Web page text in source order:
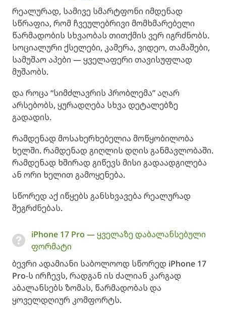
რეალურად, სამივე სმარტფონი იმდენად
სწრაფია, რომ ჩვეულებრივი მომხმარებელი
წარმადობის სხვაობას თითქმის ვერ იგრძნობს.
სოციალური ქსელები, კამერა, ვიდეო, თამაშები,
სამუშაო აპები — ყველაფერი თავისუფლად
მუშაობს.
და როცა “სიმძლავრის პრობლემა” აღარ
არსებობს, ყურადღება სხვა დეტალებზე
გადადის.
რამდენად მოსახერხებელია მოწყობილობა
ხელში. რამდენად გიღლის დღის განმავლობაში.
რამდენად ხშირად გიწევს მისი გადაადგილება
ან ორი ხელით გამოყენება.
სწორედ აქ იწყებს განსხვავება რეალურად
შეგრძნებას.
iPhone 17 Pro — ყველაზე დაბალანსებული
ფორმატი
ბევრი ადამიანი საბოლოოდ სწორედ iPhone 17
Pro-ს ირჩევს, რადგან ის ძალიან კარგად
აბალანსებს ზომას, წარმადობას და
ყოველდღიურ კომფორტს.